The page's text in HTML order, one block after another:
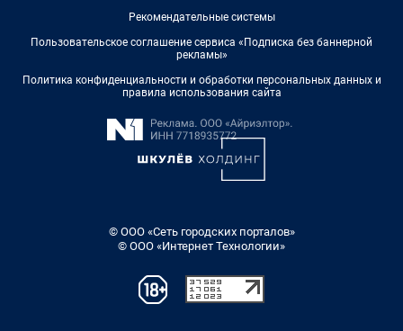
Рекомендательные системы
Пользовательское соглашение сервиса «Подписка без баннерной
рекламы»
Политика конфиденциальности и обработки персональных данных и
правила использования сайта
© ООО «Сеть городских порталов»
© ООО «Интернет Технологии»